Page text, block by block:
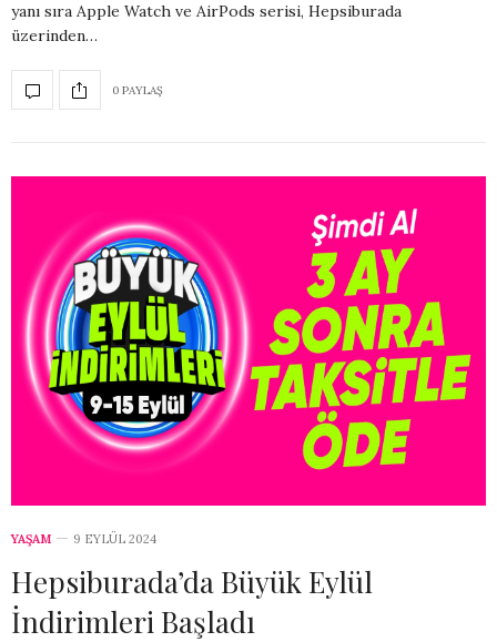
yanı sıra Apple Watch ve AirPods serisi, Hepsiburada
üzerinden…
0 PAYLAŞ
YAŞAM 9 EYLÜL 2024
Hepsiburada’da Büyük Eylül
İndirimleri Başladı